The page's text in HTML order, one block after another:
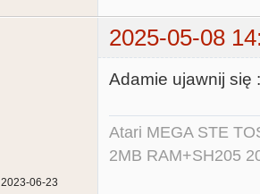
2025-05-08
2023-06-23
Adamie ujawnij się
Atari MEGA STE
2MB RAM+SH205